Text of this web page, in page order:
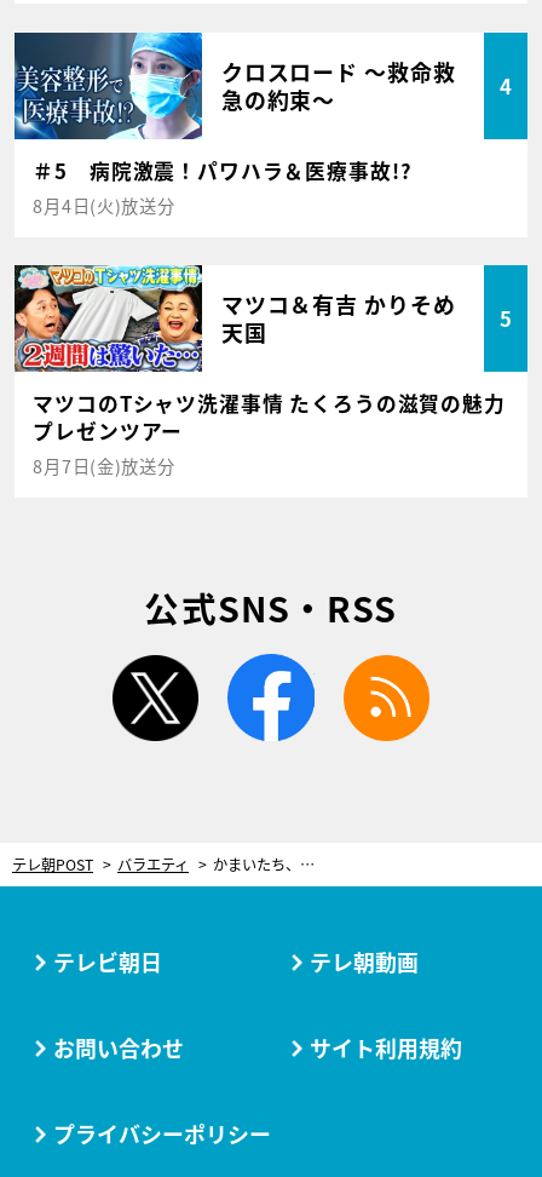
クロスロード ～救命救
急の約束～
4
＃5 病院激震！パワハラ＆医療事故!?
8月4日(火)放送分
マツコ＆有吉 かりそめ
天国
5
マツコのTシャツ洗濯事情 たくろうの滋賀の魅力
プレゼンツアー
8月7日(金)放送分
公式SNS・RSS
twitter facebook
テレ朝POST バラエティ かまいたち、ロケ中に後輩・紅しょうがと大げんか！「コイツが言ったからやってんねん！」
テレビ朝日 テレ朝動画
お問い合わせ サイト利用規約
プライバシーポリシー